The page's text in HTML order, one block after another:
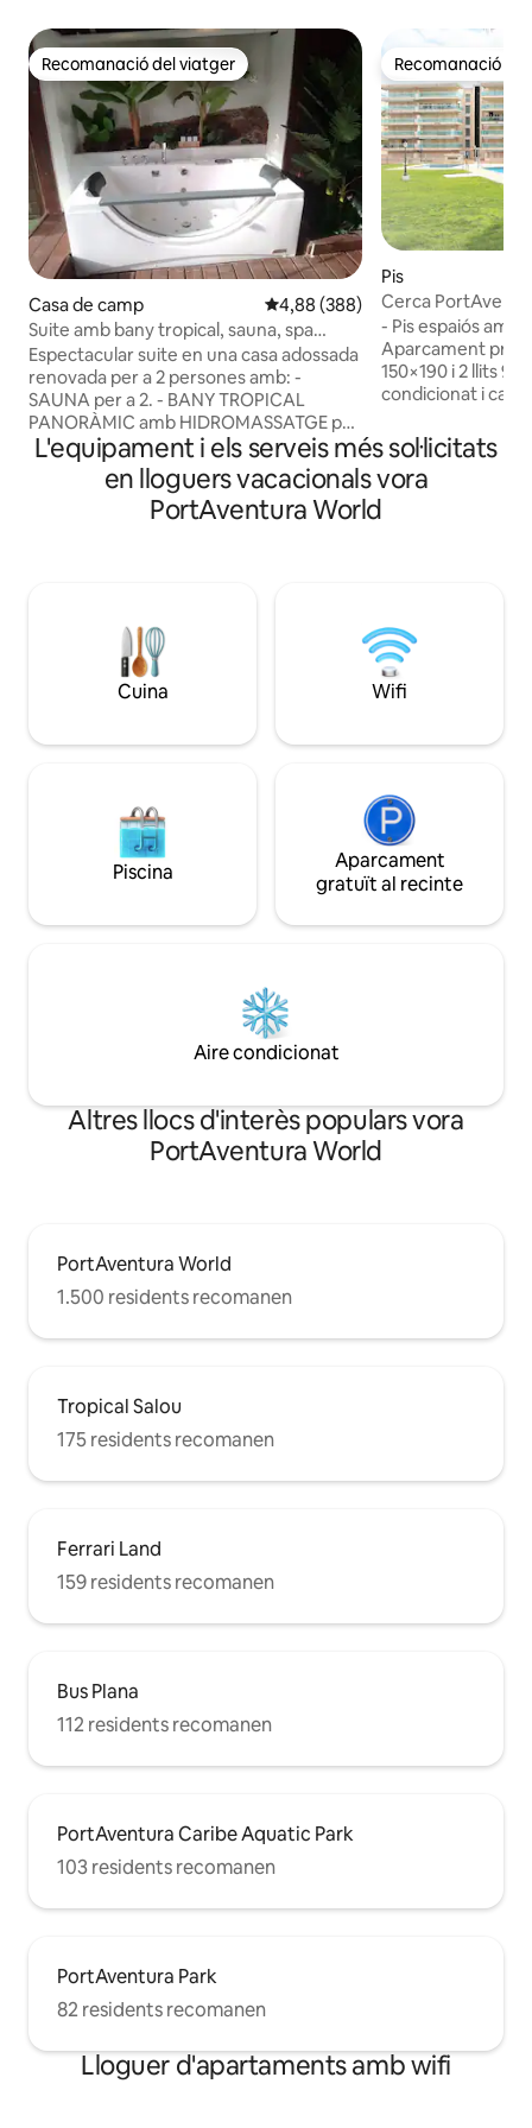
Recomanació del viatger
Recomanació del viatger
Casa de camp 4,88 de puntuació mitjana d'un
4,88 (388)
Suite amb bany tropical, sauna, spa
2 pax, VTT
Espectacular suite en una casa adossada
renovada per a 2 persones amb: -
SAUNA per a 2. - BANY TROPICAL
PANORÀMIC amb HIDROMASSATGE per
a 2 persones, llums SUBMERGIBLES i
PANEL DE VIDRE. - BICICLETES DE
MUNTANYA disponibles per als nostres
hostes per descobrir la zona. -FUTBOLIN
serveis (a excepció del segon dormitori,
que romandrà tancat).
Recomanació
Recomanació
Pis
Cerca
Piscina-Wifi-Aire
Calefacció.
- Pis espaiós amb
Aparcament
150×190 i 2 llits
condicionat i
cada habitació - Wifi (fibra de 300
Cocció,
planxa, armaris,
L'equipament i els serveis més sol·licitats
en lloguers vacacionals vora
PortAventura World
Cuina Wifi
Piscina
Aparcament
gratuït al recinte
Aire condicionat
Altres llocs d'interès populars vora
PortAventura World
PortAventura World
1.500 residents recomanen
Tropical Salou
175 residents recomanen
Ferrari Land
159 residents recomanen
Bus Plana
112 residents recomanen
PortAventura Caribe Aquatic Park
103 residents recomanen
PortAventura Park
82 residents recomanen
Lloguer d'apartaments amb wifi